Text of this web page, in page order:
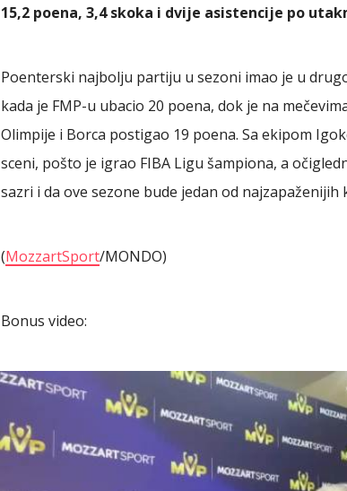
15,2 poena, 3,4 skoka i dvije asistencije po
Poenterski najbolju partiju u sezoni imao je u
kada je FMP-u ubacio 20 poena, dok je na
Olimpije i Borca postigao 19 poena. Sa ekipom
sceni, pošto je igrao FIBA Ligu šampiona, a
sazri i da ove sezone bude jedan od
(MozzartSport/MONDO)
Bonus video: